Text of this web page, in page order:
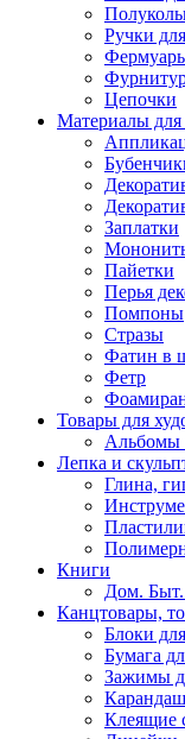
Ручки
Цепочки
Материалы для
Заплатки
Пайетки
Перья
Помпоны
Стразы
Фатин в
Фетр
Товары для
Альбомы
Лепка и
Глина,
Книги
Дом. Быт.
Канцтовары,
Блоки
Бумага
Зажимы
Клеящие